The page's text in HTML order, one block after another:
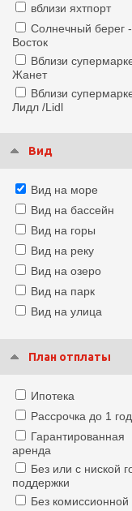
вблизи яхтпорт
Солнечный берег -
Восток
Вблизи
Жанет
Вблизи
Лидл /Lidl
Вид
Вид на море
Вид на бассейн
Вид на горы
Вид на реку
Вид на озеро
Вид на парк
Вид на улица
План отплаты
Ипотека
Рассрочка до 1 год
Гарантированная
аренда
Без или с ниской
поддержки
Без комиссионной